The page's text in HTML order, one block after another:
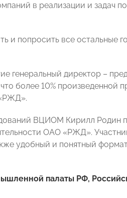
в реализации и задач по
и попросить все остальные
генеральный директор –
более 10% произведенной
ВЦИОМ Кирилл Родин
ОАО «РЖД».
удобный и понятный
палаты РФ,